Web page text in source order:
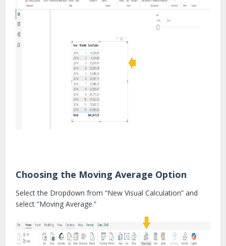
Choosing the Moving Average Option
Select the Dropdown from “New Visual Calculation” and
select “Moving Average.”